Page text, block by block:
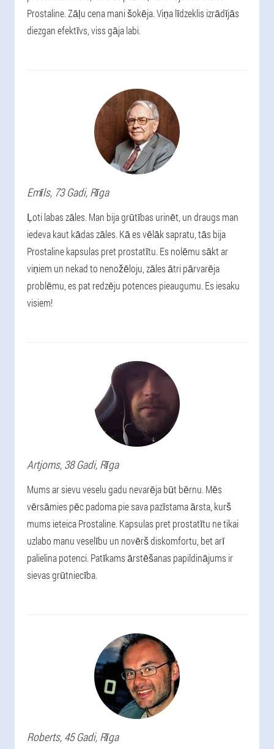
Prostaline. Zāļu cena mani šokēja. Viņa līdzeklis izrādījās
diezgan efektīvs, viss gāja labi.
Emīls, 73 Gadi, Rīga
Ļoti labas zāles. Man bija grūtības urinēt, un draugs man
iedeva kaut kādas zāles. Kā es vēlāk sapratu, tās bija
Prostaline kapsulas pret prostatītu. Es nolēmu sākt ar
viņiem un nekad to nenožēloju, zāles ātri pārvarēja
problēmu, es pat redzēju potences pieaugumu. Es iesaku
visiem!
Artjoms, 38 Gadi, Rīga
Mums ar sievu veselu gadu nevarēja būt bērnu. Mēs
vērsāmies pēc padoma pie sava pazīstama ārsta, kurš
mums ieteica Prostaline. Kapsulas pret prostatītu ne tikai
uzlabo manu veselību un novērš diskomfortu, bet arī
palielina potenci. Patīkams ārstēšanas papildinājums ir
sievas grūtniecība.
Roberts, 45 Gadi, Rīga